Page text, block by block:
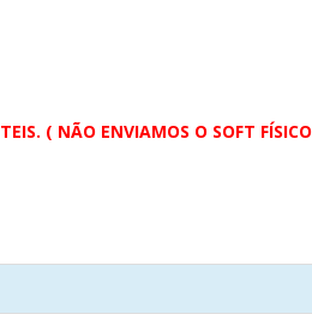
( NÃO ENVIAMOS O SOFT